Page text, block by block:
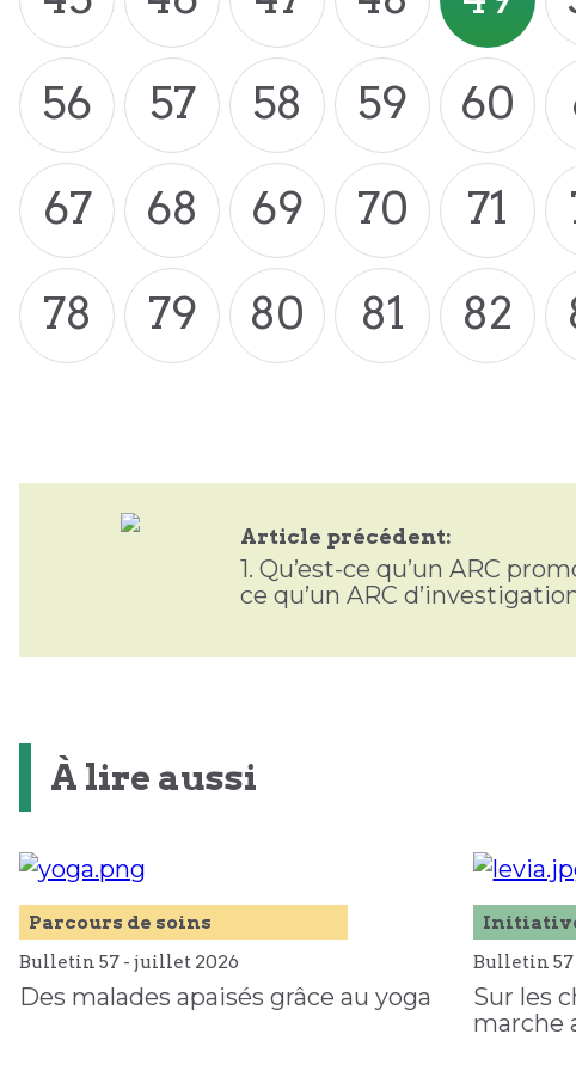
56
57 58 59 60
67
68 69 70 71
78
79 80 81 82
Article précédent:
1.Qu’est-ce qu’un ARC
ce qu’un ARC
À lire aussi
Parcours de soins
Bulletin 57 - juillet 2026
Des malades apaisés grâce au yoga
Bulletin
Sur les
marche